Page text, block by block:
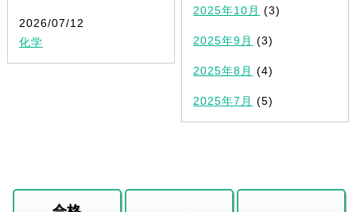
2026/07/12
化学
2025年10月 (3)
2025年9月 (3)
2025年8月 (4)
2025年7月 (5)